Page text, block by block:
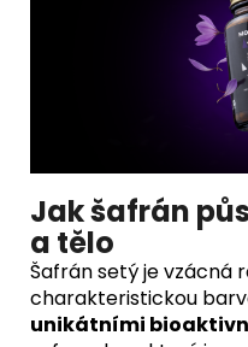
Jak šafrán
a tělo
Šafrán setý je vzácná
charakteristickou
unikátními